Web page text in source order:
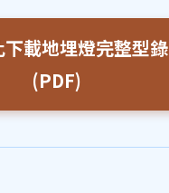
載地埋燈完整型錄
(PDF)